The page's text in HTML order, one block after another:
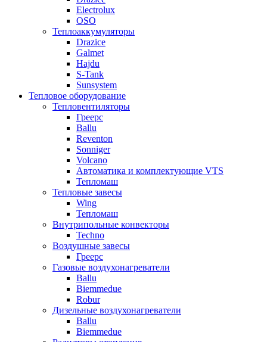
Electrolux
OSO
Теплоаккумуляторы
Drazice
Galmet
Hajdu
S-Tank
Sunsystem
Тепловое оборудование
Тепловентиляторы
Греерс
Ballu
Reventon
Sonniger
Volcano
Автоматика и комплектующие VTS
Тепломаш
Тепловые завесы
Wing
Тепломаш
Внутрипольные конвекторы
Techno
Воздушные завесы
Греерс
Газовые воздухонагреватели
Ballu
Biemmedue
Robur
Дизельные воздухонагреватели
Ballu
Biemmedue